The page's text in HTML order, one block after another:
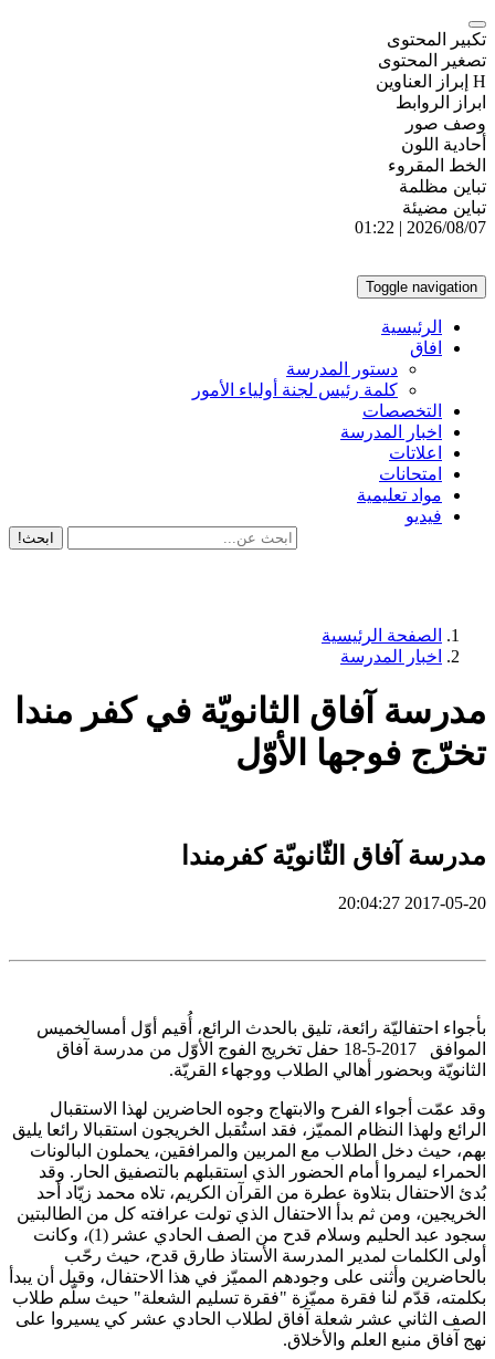
تكبير المحتوى
تصغير المحتوى
H إبراز العناوين
ابراز الروابط
وصف صور
أحادية اللون
الخط المقروء
تباين مظلمة
تباين مضيئة
2026/08/07 | 01:22
Toggle navigation
الرئيسية
افاق
دستور المدرسة
كلمة رئيس لجنة أولياء الأمور
التخصصات
اخبار المدرسة
اعلاتات
امتحانات
مواد تعليمية
فيديو
ابحث!
الصفحة الرئيسية
اخبار المدرسة
مدرسة آفاق الثانويّة في كفر مندا
تخرّج فوجها الأوّل
مدرسة آفاق الثّانويّة كفرمندا
2017-05-20 20:04:27
بأجواء احتفاليّة رائعة، تليق بالحدث الرائع، أُقيم أوّل أمسالخميس
الموافق 2017-5-18 حفل تخريج الفوج الأوّل من مدرسة آفاق
الثانويّة وبحضور أهالي الطلاب ووجهاء القريّة.
وقد عمّت أجواء الفرح والابتهاج وجوه الحاضرين لهذا الاستقبال
الرائع ولهذا النظام المميّز، فقد استُقبل الخريجون استقبالا رائعا يليق
بهم، حيث دخل الطلاب مع المربين والمرافقين، يحملون البالونات
الحمراء ليمروا أمام الحضور الذي استقبلهم بالتصفيق الحار. وقد
بُدئ الاحتفال بتلاوة عطرة من القرآن الكريم، تلاه محمد زيّاد أحد
الخريجين، ومن ثم بدأ الاحتفال الذي تولت عرافته كل من الطالبتين
سجود عبد الحليم وسلام قدح من الصف الحادي عشر (1)، وكانت
أولى الكلمات لمدير المدرسة الأستاذ طارق قدح، حيث رحّب
بالحاضرين وأثنى على وجودهم المميّز في هذا الاحتفال، وقبل أن يبدأ
بكلمته، قدّم لنا فقرة مميّزة "فقرة تسليم الشعلة" حيث سلّم طلاب
الصف الثاني عشر شعلة آفاق لطلاب الحادي عشر كي يسيروا على
نهج آفاق منبع العلم والأخلاق.